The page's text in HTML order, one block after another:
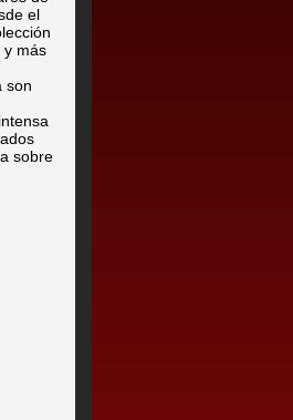
el
y más
son
sobre